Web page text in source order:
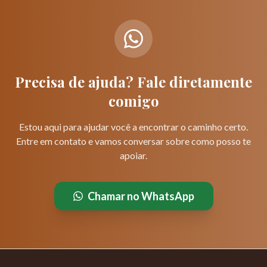
Precisa de ajuda? Fale diretamente
comigo
Estou aqui para ajudar você a encontrar o caminho certo.
Entre em contato e vamos conversar sobre como posso te
apoiar.
Chamar no WhatsApp